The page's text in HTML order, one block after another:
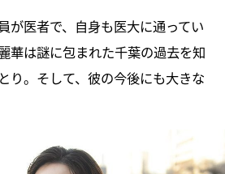
が医者で、自身も医大に通ってい
華は謎に包まれた千葉の過去を知
り。そして、彼の今後にも大きな